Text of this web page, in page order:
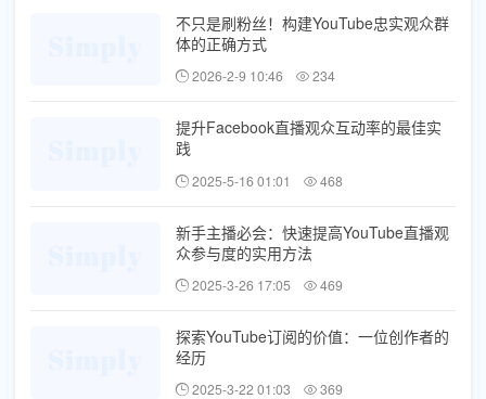
不只是刷粉丝！构建YouTube忠实观众群
体的正确方式
2026-2-9 10:46 234
提升Facebook直播观众互动率的最佳实
践
2025-5-16 01:01 468
新手主播必会：快速提高YouTube直播观
众参与度的实用方法
2025-3-26 17:05 469
探索YouTube订阅的价值：一位创作者的
经历
2025-3-22 01:03 369